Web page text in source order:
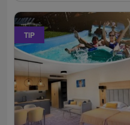
TIP